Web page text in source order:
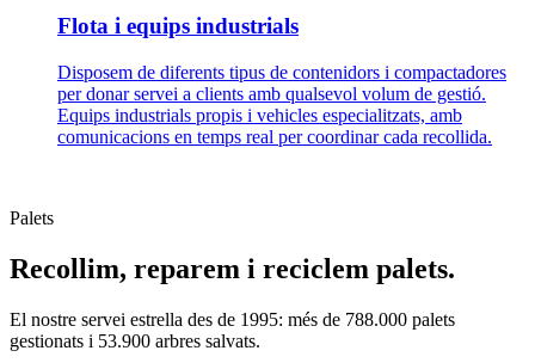
Flota i equips industrials
Disposem de diferents tipus de contenidors i compactadores
per donar servei a clients amb qualsevol volum de gestió.
Equips industrials propis i vehicles especialitzats, amb
comunicacions en temps real per coordinar cada recollida.
Palets
Recollim, reparem i reciclem palets.
El nostre servei estrella des de 1995: més de 788.000 palets
gestionats i 53.900 arbres salvats.